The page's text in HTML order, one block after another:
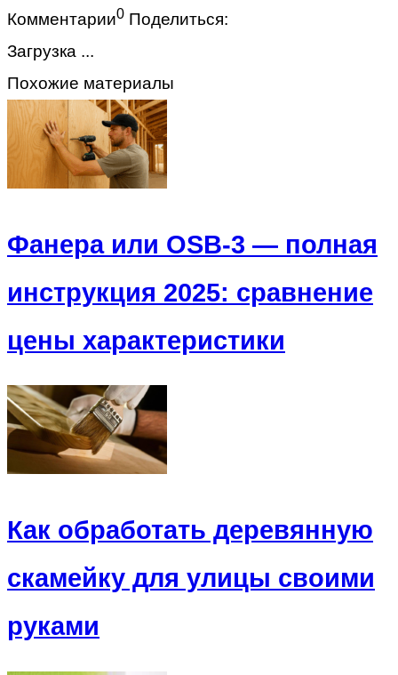
Комментарии0 Поделиться:
Загрузка ...
Похожие материалы
Фанера или OSB-3 — полная
инструкция 2025: сравнение
цены характеристики
Как обработать деревянную
скамейку для улицы своими
руками